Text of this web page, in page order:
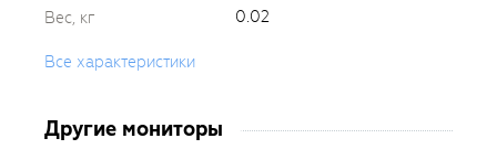
Вес, кг 0.02
Все характеристики
Другие мониторы